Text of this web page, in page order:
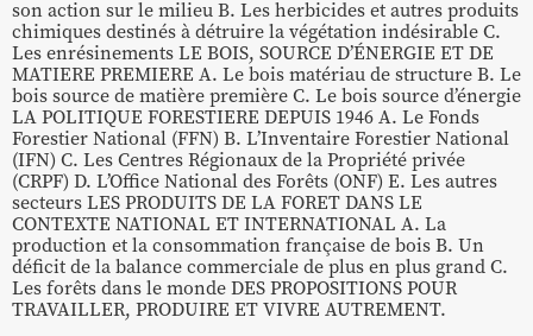
son action sur le milieu B. Les herbicides et autres produits
chimiques destinés à détruire la végétation indésirable C.
Les enrésinements LE BOIS, SOURCE D’ÉNERGIE ET DE
MATIERE PREMIERE A. Le bois matériau de structure B. Le
bois source de matière première C. Le bois source d’énergie
LA POLITIQUE FORESTIERE DEPUIS 1946 A. Le Fonds
Forestier National (FFN) B. L’Inventaire Forestier National
(IFN) C. Les Centres Régionaux de la Propriété privée
(CRPF) D. L’Office National des Forêts (ONF) E. Les autres
secteurs LES PRODUITS DE LA FORET DANS LE
CONTEXTE NATIONAL ET INTERNATIONAL A. La
production et la consommation française de bois B. Un
déficit de la balance commerciale de plus en plus grand C.
Les forêts dans le monde DES PROPOSITIONS POUR
TRAVAILLER, PRODUIRE ET VIVRE AUTREMENT.